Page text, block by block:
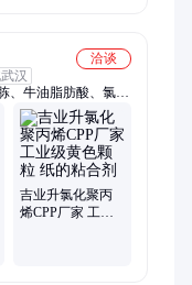
洽谈
汉
、牛油脂肪酸、氯偏
、磷酸、六氟磷酸
剂、福美钠、戊二
基甲酸、四氧化三
吉业升氯化聚丙
烯CPP厂家 工业